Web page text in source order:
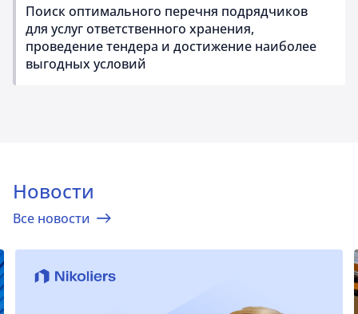
Поиск оптимального перечня подрядчиков
для услуг ответственного хранения,
проведение тендера и достижение наиболее
выгодных условий
Новости
Все новости